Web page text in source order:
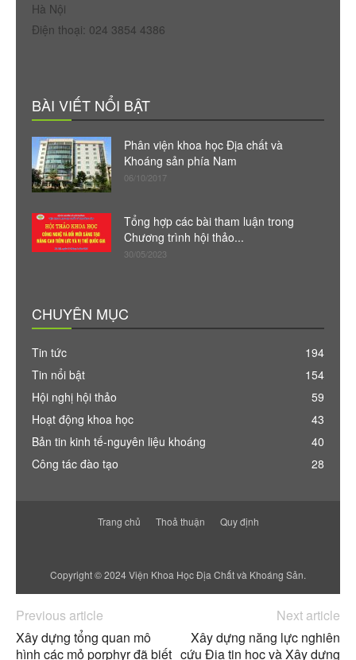
Hà Nội
Điện thoại: 024 3854 4386
BÀI VIẾT NỔI BẬT
Phân viện khoa học Địa chất và
Khoáng sản phía Nam
06/10/2017
Tổng hợp các bài tham luận trong
Chương trình hội thảo...
30/05/2023
CHUYÊN MỤC
Tin tức
194
Tin nổi bật
154
Hội nghị hội thảo
59
Hoạt động khoa học
43
Bản tin kinh tế-nguyên liệu khoáng
40
Công tác đào tạo
28
Trang chủ Thoả thuận Quy định
Copyright © 2024 Viện Khoa Học Địa Chất và Khoáng Sản.
Previous article
Xây dựng tổng quan mô
hình các mỏ porphyr đã biết
Next article
Xây dựng năng lực nghiên
cứu Địa tin học và Xây dựng